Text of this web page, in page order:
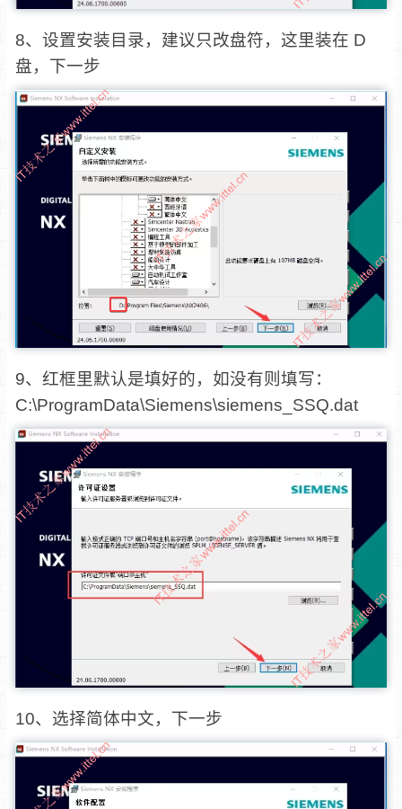
8、设置安装目录，建议只改盘符，这里装在 D
盘，下一步
9、红框里默认是填好的，如没有则填写：
C:\ProgramData\Siemens\siemens_SSQ.dat
10、选择简体中文，下一步